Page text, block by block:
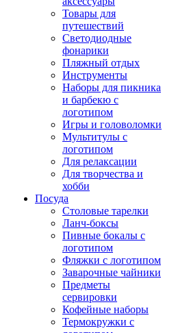
Товары для
путешествий
Светодиодные
фонарики
Пляжный отдых
Инструменты
Наборы для пикника
и барбекю с
логотипом
Игры и головоломки
Мультитулы с
логотипом
Для релаксации
Для творчества и
хобби
Посуда
Столовые тарелки
Ланч-боксы
Пивные бокалы с
логотипом
Фляжки с логотипом
Заварочные чайники
Предметы
сервировки
Кофейные наборы
Термокружки с